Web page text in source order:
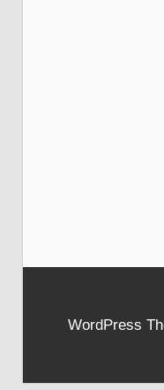
WordPress